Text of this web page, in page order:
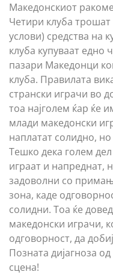
Македонскиот
Четири клуба
услови) средства на
клуба купуваат едно
пазари Македонци
клуба. Правилата
странски играчи во
тоа најголем ќар ќе
млади македонски
наплатат солидно, но
Тешко дека голем
играат и напреднат,
задоволни со
зона, каде
солидни. Тоа ќе
македонски играчи,
одговорност, да
Позната дијагноза
сцена!